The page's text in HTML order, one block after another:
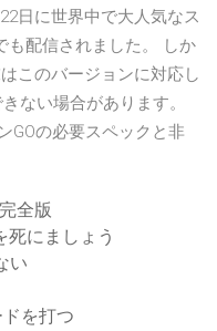
日に世界中で大人気なス
も配信されました。 しか
このバージョンに対応し
ない場合があります。
GOの必要スペックと非
全版
死にましょう
い
を打つ